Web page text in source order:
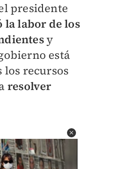
presidente
la labor de los
y
está
recursos
resolver